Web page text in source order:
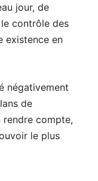
jour, de
contrôle des
existence en
négativement
de
rendre compte,
le plus